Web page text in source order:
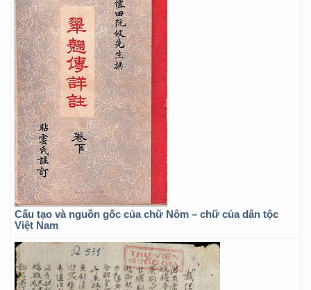
Cấu tạo và nguồn gốc của chữ Nôm – chữ của dân tộc
Việt Nam